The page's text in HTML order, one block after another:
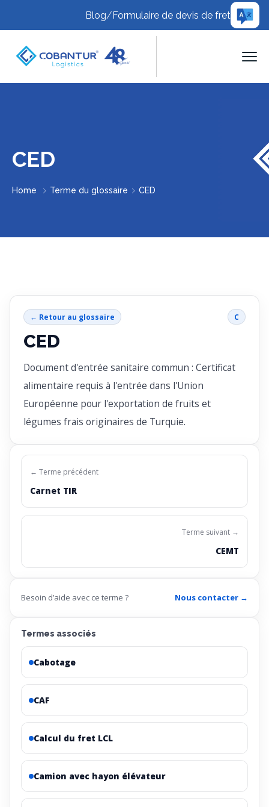
Blog/Formulaire de devis de fret
CED
Home Terme du glossaire CED
← Retour au glossaire C
CED
Document d'entrée sanitaire commun : Certificat
alimentaire requis à l'entrée dans l'Union
Européenne pour l'exportation de fruits et
légumes frais originaires de Turquie.
← Terme précédent
Carnet TIR
Terme suivant →
CEMT
Besoin d’aide avec ce terme ? Nous contacter →
Termes associés
Cabotage
CAF
Calcul du fret LCL
Camion avec hayon élévateur